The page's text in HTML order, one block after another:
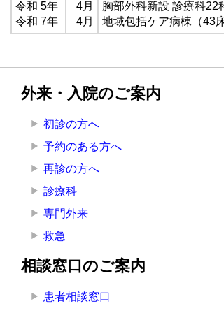
令和 5年
令和 7年
4月
4月
胸部外科新設 診療科22科
地域包括ケア病棟（43
外来・入院のご案内
初診の方へ
予約のある方へ
再診の方へ
診療科
専門外来
救急
相談窓口のご案内
患者相談窓口